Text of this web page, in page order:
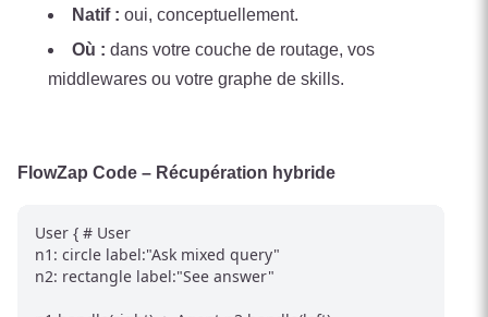
Natif : oui, conceptuellement.
Où : dans votre couche de routage, vos
middlewares ou votre graphe de skills.
FlowZap Code – Récupération hybride
User { # User
n1: circle label:"Ask mixed query"
n2: rectangle label:"See answer"